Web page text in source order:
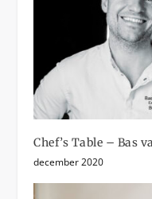
Chef’s Table – Bas
december 2020